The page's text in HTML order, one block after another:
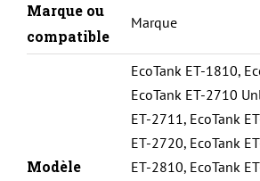
Marque ou
compatible
Marque
Modèle
EcoTank ET-1810,
EcoTank ET-2710
ET-2711, EcoTank
ET-2720, EcoTank
ET-2810, EcoTank